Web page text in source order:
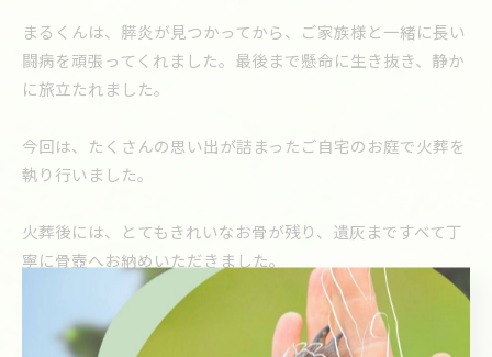
まるくんは、膵炎が見つかってから、ご家族様と一緒に長い
闘病を頑張ってくれました。最後まで懸命に生き抜き、静か
に旅立たれました。
今回は、たくさんの思い出が詰まったご自宅のお庭で火葬を
執り行いました。
火葬後には、とてもきれいなお骨が残り、遺灰まですべて丁
寧に骨壺へお納めいただきました。
これからも、大好きなご家族様と、大好きなご自宅で一緒に
過ごしてください。